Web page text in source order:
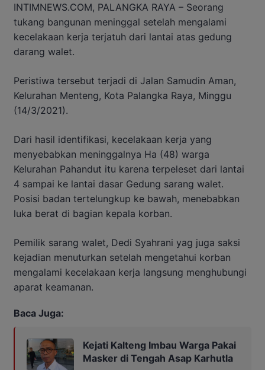
INTIMNEWS.COM, PALANGKA RAYA – Seorang
tukang bangunan meninggal setelah mengalami
kecelakaan kerja terjatuh dari lantai atas gedung
darang walet.
Peristiwa tersebut terjadi di Jalan Samudin Aman,
Kelurahan Menteng, Kota Palangka Raya, Minggu
(14/3/2021).
Dari hasil identifikasi, kecelakaan kerja yang
menyebabkan meninggalnya Ha (48) warga
Kelurahan Pahandut itu karena terpeleset dari lantai
4 sampai ke lantai dasar Gedung sarang walet.
Posisi badan tertelungkup ke bawah, menebabkan
luka berat di bagian kepala korban.
Pemilik sarang walet, Dedi Syahrani yag juga saksi
kejadian menuturkan setelah mengetahui korban
mengalami kecelakaan kerja langsung menghubungi
aparat keamanan.
Baca Juga:
Kejati Kalteng Imbau Warga Pakai
Masker di Tengah Asap Karhutla